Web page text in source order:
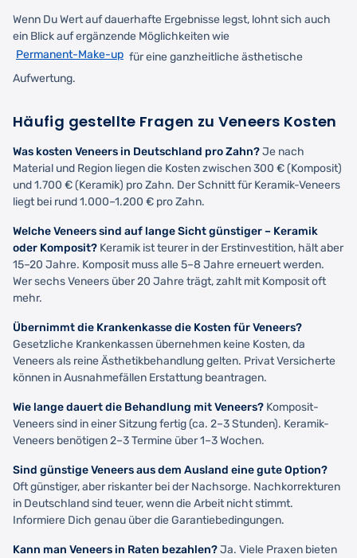
Wenn Du Wert auf dauerhafte Ergebnisse legst, lohnt sich auch
ein Blick auf ergänzende Möglichkeiten wie
Permanent-Make-up für eine ganzheitliche ästhetische
Aufwertung.
Häufig gestellte Fragen zu Veneers Kosten
Was kosten Veneers in Deutschland pro Zahn?Je nach
Material und Region liegen die Kosten zwischen 300 € (Komposit)
und 1.700 € (Keramik) pro Zahn. Der Schnitt für Keramik-Veneers
liegt bei rund 1.000–1.200 € pro Zahn.
Welche Veneers sind auf lange Sicht günstiger – Keramik
oder Komposit? Keramik ist teurer in der Erstinvestition, hält aber
15–20 Jahre. Komposit muss alle 5–8 Jahre erneuert werden.
Wer sechs Veneers über 20 Jahre trägt, zahlt mit Komposit oft
mehr.
Übernimmt die Krankenkasse die Kosten für Veneers?
Gesetzliche Krankenkassen übernehmen keine Kosten, da
Veneers als reine Ästhetikbehandlung gelten. Privat Versicherte
können in Ausnahmefällen Erstattung beantragen.
Wie lange dauert die Behandlung mit Veneers? Komposit-
Veneers sind in einer Sitzung fertig (ca. 2–3 Stunden). Keramik-
Veneers benötigen 2–3 Termine über 1–3 Wochen.
Sind günstige Veneers aus dem Ausland eine gute Option?
Oft günstiger, aber riskanter bei der Nachsorge. Nachkorrekturen
in Deutschland sind teuer, wenn die Arbeit nicht stimmt.
Informiere Dich genau über die Garantiebedingungen.
Kann man Veneers in Raten bezahlen?Ja. Viele Praxen bieten